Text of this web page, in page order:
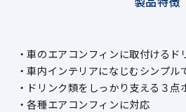
製品特徴
・車のエアコンフィンに取付けるド
・車内インテリアになじむシンプル
・ドリンク類をしっかり支える３点
・各種エアコンフィンに対応